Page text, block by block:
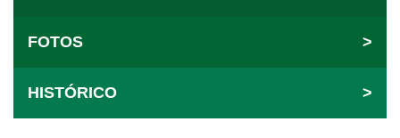
FOTOS >
HISTÓRICO >